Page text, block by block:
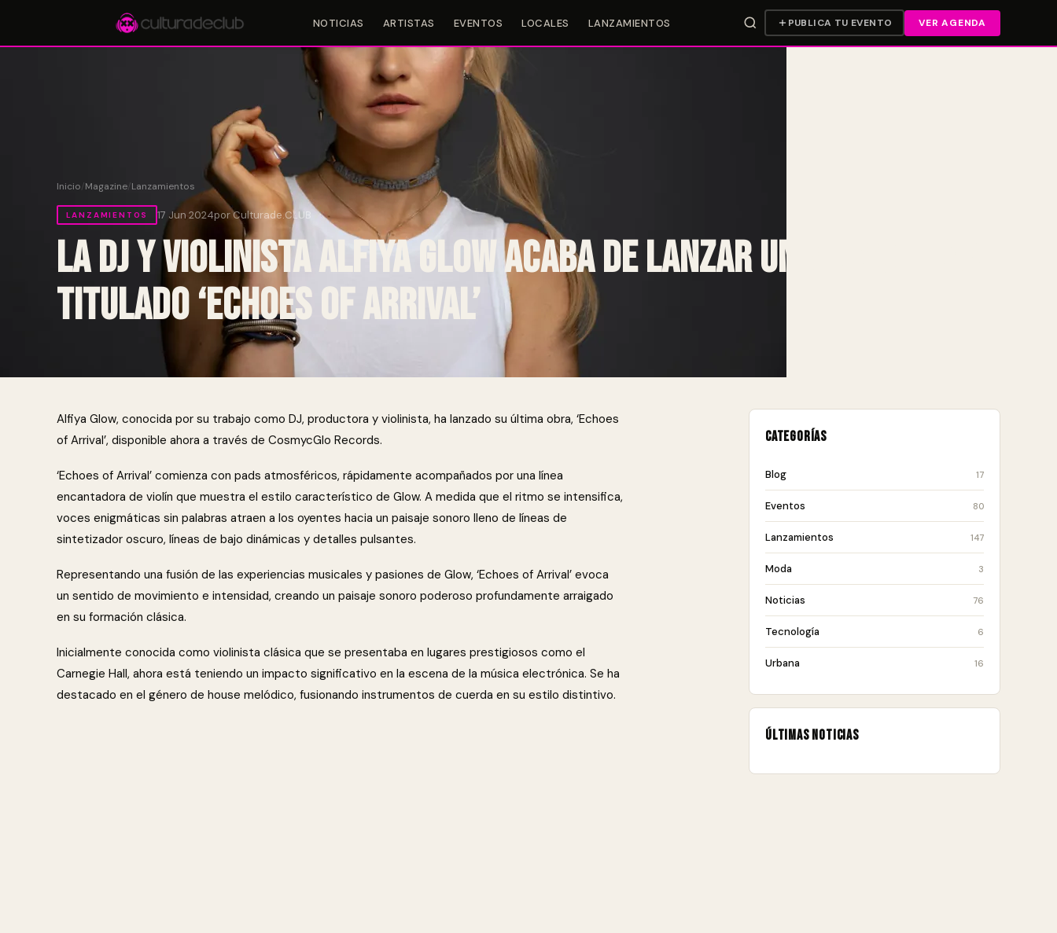
NOTICIAS ARTISTAS EVENTOS LOCALES LANZAMIENTOS PUBLICA TU EVENTO VER AGENDA
🎤 Artistas📍 Locales
Inicio/Magazine/Lanzamientos
LANZAMIENTOS 17 Jun 2024por Culturade.CLUB
La DJ y violinista Alfiya Glow acaba de lanzar un nuevo tema
titulado ‘Echoes of Arrival’
Alfiya Glow, conocida por su trabajo como DJ, productora y violinista, ha lanzado su última obra, ‘Echoes
of Arrival’, disponible ahora a través de CosmycGlo Records.
‘Echoes of Arrival’ comienza con pads atmosféricos, rápidamente acompañados por una línea
encantadora de violín que muestra el estilo característico de Glow. A medida que el ritmo se intensifica,
voces enigmáticas sin palabras atraen a los oyentes hacia un paisaje sonoro lleno de líneas de
sintetizador oscuro, líneas de bajo dinámicas y detalles pulsantes.
Representando una fusión de las experiencias musicales y pasiones de Glow, ‘Echoes of Arrival’ evoca
un sentido de movimiento e intensidad, creando un paisaje sonoro poderoso profundamente arraigado
en su formación clásica.
Inicialmente conocida como violinista clásica que se presentaba en lugares prestigiosos como el
Carnegie Hall, ahora está teniendo un impacto significativo en la escena de la música electrónica. Se ha
destacado en el género de house melódico, fusionando instrumentos de cuerda en su estilo distintivo.
Categorías
Blog 17
Eventos 80
Lanzamientos 147
Moda 3
Noticias 76
Tecnología 6
Urbana 16
Últimas noticias